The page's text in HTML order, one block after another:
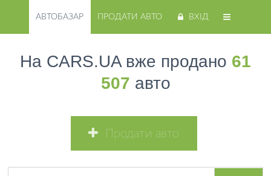
АВТОБАЗАР ПРОДАТИ АВТО ВХІД
На CARS.UA вже продано 61
507 авто
Продати авто